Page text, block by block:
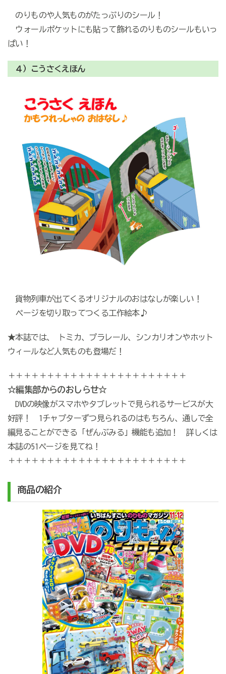
のりものや人気ものがたっぷりのシール！
ウォールポケットにも貼って飾れるのりものシールもいっ
ぱい！
４）こうさくえほん
貨物列車が出てくるオリジナルのおはなしが楽しい！
ページを切り取ってつくる工作絵本♪
★本誌では、 トミカ、プラレール、シンカリオンやホット
ウィールなど人気ものも登場だ！
＋＋＋＋＋＋＋＋＋＋＋＋＋＋＋＋＋＋＋＋＋＋＋
☆編集部からのおしらせ☆
DVDの映像がスマホやタブレットで見られるサービスが大
好評！ 1チャプターずつ見られるのはもちろん、通しで全
編見ることができる「ぜんぶみる」機能も追加！ 詳しくは
本誌の51ページを見てね！
＋＋＋＋＋＋＋＋＋＋＋＋＋＋＋＋＋＋＋＋＋＋＋
商品の紹介